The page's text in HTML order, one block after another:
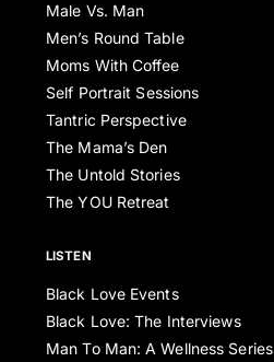
Male Vs. Man
Men’s Round Table
Moms With Coffee
Self Portrait Sessions
Tantric Perspective
The Mama’s Den
The Untold Stories
The YOU Retreat
LISTEN
Black Love Events
Black Love: The Interviews
Man To Man: A Wellness Series